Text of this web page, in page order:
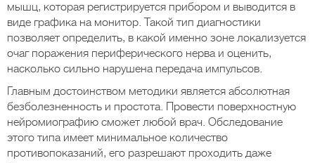
мышц, которая регистрируется прибором и выводится в
виде графика на монитор. Такой тип диагностики
позволяет определить, в какой именно зоне локализуется
очаг поражения периферического нерва и оценить,
насколько сильно нарушена передача импульсов.
Главным достоинством методики является абсолютная
безболезненность и простота. Провести поверхностную
нейромиографию сможет любой врач. Обследование
этого типа имеет минимальное количество
противопоказаний, его разрешают проходить даже